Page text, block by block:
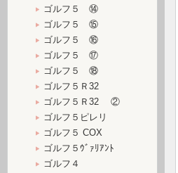
ゴルフ５ ⑭
ゴルフ５ ⑮
ゴルフ５ ⑯
ゴルフ５ ⑰
ゴルフ５ ⑱
ゴルフ５Ｒ32
ゴルフ５Ｒ32 ②
ゴルフ５ピレリ
ゴルフ５ COX
ゴルフ５ｳﾞｧﾘｱﾝﾄ
ゴルフ４